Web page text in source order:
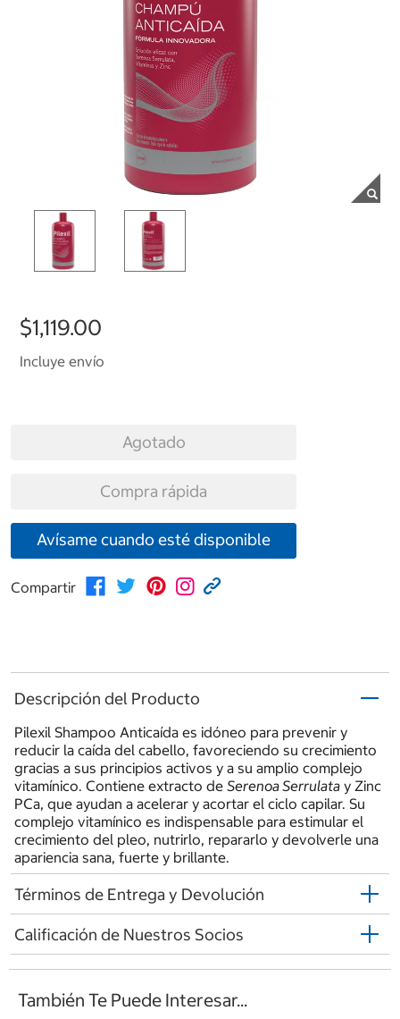
$1,119.00
Incluye envío
Agotado
Compra rápida
Avísame cuando esté disponible
Compartir
Descripción del Producto
Pilexil Shampoo Anticaída es idóneo para prevenir y
reducir la caída del cabello, favoreciendo su crecimiento
gracias a sus principios activos y a su amplio complejo
vitamínico. Contiene extracto de Serenoa Serrulata y Zinc
PCa, que ayudan a acelerar y acortar el ciclo capilar. Su
complejo vitamínico es indispensable para estimular el
crecimiento del pleo, nutrirlo, repararlo y devolverle una
apariencia sana, fuerte y brillante.
Términos de Entrega y Devolución
Calificación de Nuestros Socios
También Te Puede Interesar...